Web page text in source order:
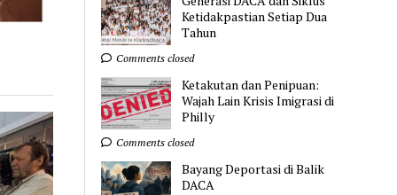
Ketidakpastian Setiap Dua
Tahun
Comments closed
Ketakutan dan Penipuan:
Wajah Lain Krisis Imigrasi di
Philly
Comments closed
Bayang Deportasi di Balik
DACA